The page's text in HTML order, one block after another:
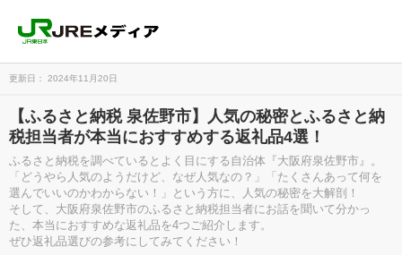
更新日： 2024年11月20日
【ふるさと納税 泉佐野市】人気の秘密とふるさと納
税担当者が本当におすすめする返礼品4選！
ふるさと納税を調べているとよく目にする自治体『大阪府泉佐野市』。
「どうやら人気のようだけど、なぜ人気なの？」「たくさんあって何を
選んでいいのかわからない！」という方に、人気の秘密を大解剖！
そして、大阪府泉佐野市のふるさと納税担当者にお話を聞いて分かっ
た、本当におすすめな返礼品を4つご紹介します。
ぜひ返礼品選びの参考にしてみてください！